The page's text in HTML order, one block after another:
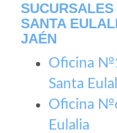
SANTA
JAÉN
Oficina
Santa
Oficina
Eulalia